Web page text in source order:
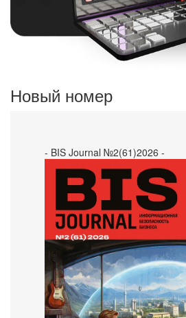
Новый номер
- BIS Journal №2(61)2026 -